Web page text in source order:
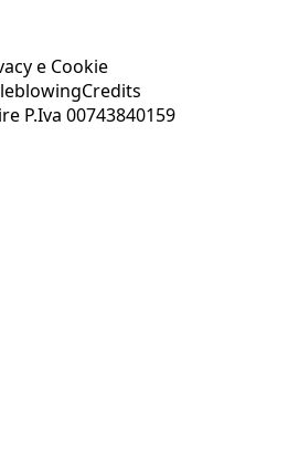
e Cookie
Credits
P.Iva 00743840159